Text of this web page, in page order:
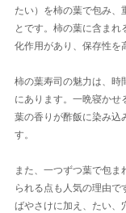
たい）を柿の葉で包み、
とです。柿の葉に含まれ
化作用があり、保存性を
柿の葉寿司の魅力は、時
にあります。一晩寝かせ
葉の香りが酢飯に染み込
す。
また、一つずつ葉で包
られる点も人気の理由で
ばやさけに加え、たい、